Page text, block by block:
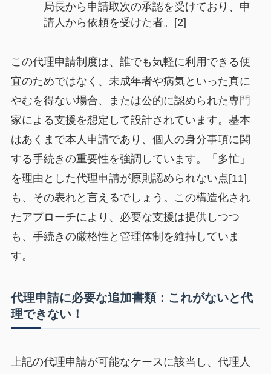
局長から申請取次の承認を受けており、申
請人から依頼を受けた者。[2]
この代理申請制度は、誰でも気軽に利用できる便
宜のためではなく、未成年者や病気といった真に
やむを得ない場合、または公的に認められた専門
家による支援を想定して設計されています。基本
はあくまで本人申請であり、個人の身分事項に関
する手続きの重要性を強調しています。「多忙」
を理由とした代理申請が原則認められない点[11]
も、その表れと言えるでしょう。この構造化され
たアプローチにより、必要な支援は提供しつつ
も、手続きの厳格性と管理体制を維持していま
す。
代理申請に必要な追加書類：これがないと代
理できない！
上記の代理申請が可能なケースに該当し、代理人